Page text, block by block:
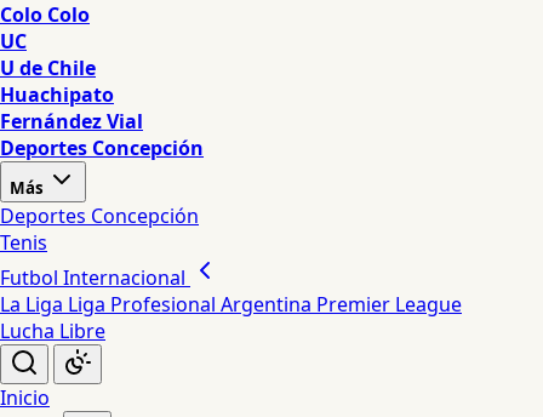
Colo Colo
UC
U de Chile
Huachipato
Fernández Vial
Deportes Concepción
Más
Deportes Concepción
Tenis
Futbol Internacional
La Liga Liga Profesional Argentina Premier League
Lucha Libre
Inicio